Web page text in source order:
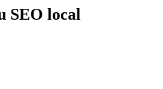
SEO local